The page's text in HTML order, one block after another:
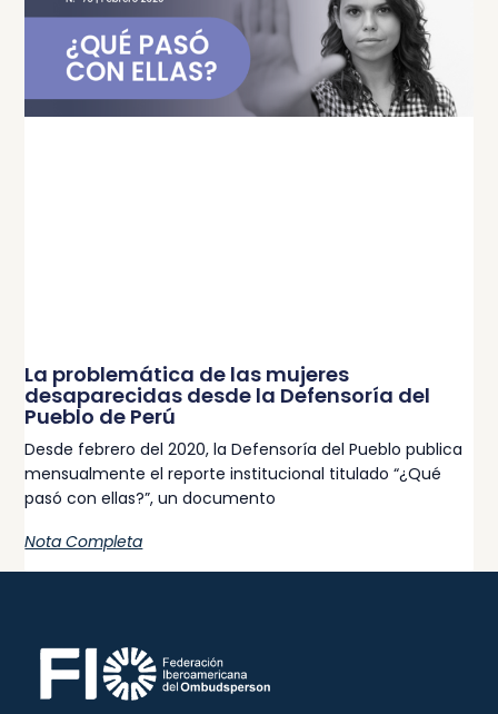
La problemática de las mujeres
desaparecidas desde la Defensoría del
Pueblo de Perú
Desde febrero del 2020, la Defensoría del Pueblo publica
mensualmente el reporte institucional titulado “¿Qué
pasó con ellas?”, un documento
Nota Completa